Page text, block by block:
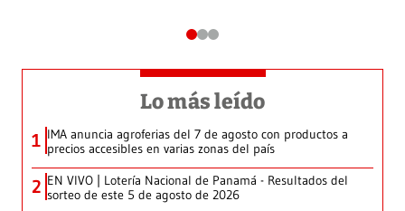
Lo más leído
1 IMA anuncia agroferias del 7 de agosto con productos a
precios accesibles en varias zonas del país
2 EN VIVO | Lotería Nacional de Panamá - Resultados del
sorteo de este 5 de agosto de 2026